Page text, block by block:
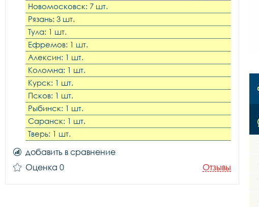
Новомосковск: 7 шт.
Рязань: 3 шт.
Тула: 1 шт.
Ефремов: 1 шт.
Алексин: 1 шт.
Коломна: 1 шт.
Курск: 1 шт.
Псков: 1 шт.
Рыбинск: 1 шт.
Саранск: 1 шт.
Тверь: 1 шт.
добавить в сравнение
Оценка 0
Отзывы